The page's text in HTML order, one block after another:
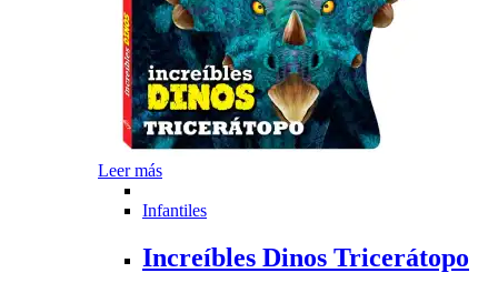
Leer más
Infantiles
Increíbles Dinos Tricerátopo